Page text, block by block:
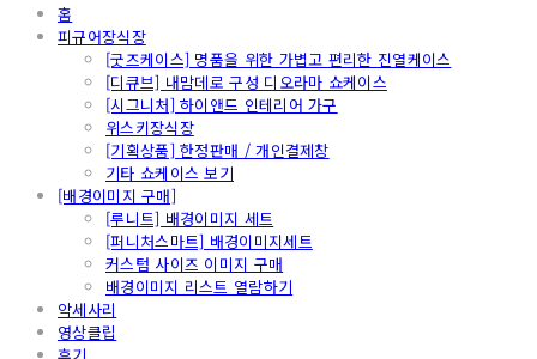
홈
피규어장식장
[굿즈케이스] 명품을 위한 가볍고 편리한 진열케이스
[디큐브] 내맘데로 구성 디오라마 쇼케이스
[시그니처] 하이앤드 인테리어 가구
위스키장식장
[기획상품] 한정판매 / 개인결제창
기타 쇼케이스 보기
[배경이미지 구매]
[루니트] 배경이미지 세트
[퍼니처스마트] 배경이미지세트
커스텀 사이즈 이미지 구매
배경이미지 리스트 열람하기
악세사리
영상클립
후기